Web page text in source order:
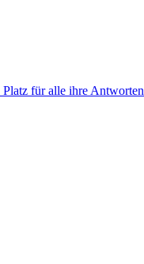
Platz für alle ihre Antworten